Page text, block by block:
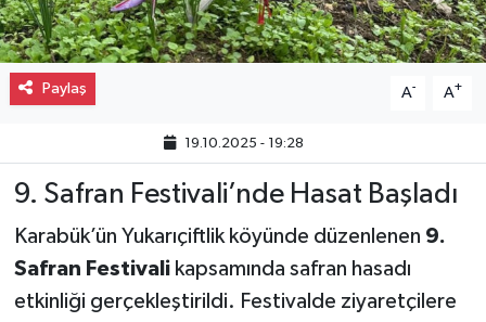
Paylaş A- A+
19.10.2025 - 19:28
9. Safran Festivali’nde Hasat Başladı
Karabük’ün Yukarıçiftlik köyünde düzenlenen 9.
Safran Festivalikapsamında safran hasadı
etkinliği gerçekleştirildi. Festivalde ziyaretçilere